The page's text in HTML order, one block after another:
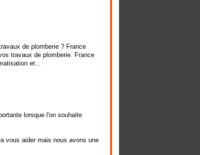
de plomberie ? France
travaux de plomberie. France
et...
lorsque l'on souhaite
vous aider mais nous avons une